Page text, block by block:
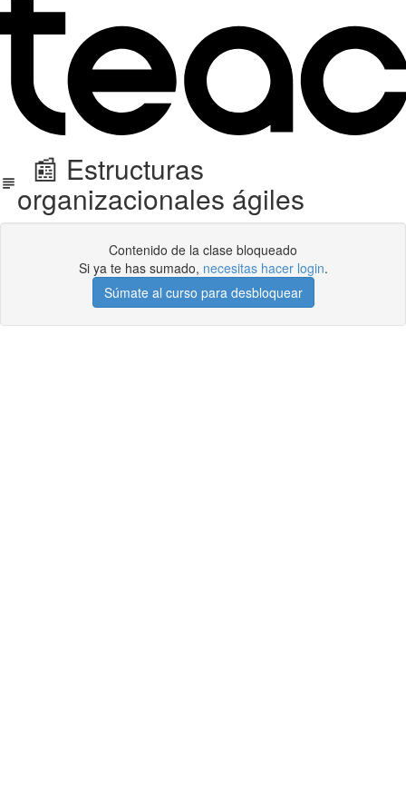
📰 Estructuras
organizacionales ágiles
Contenido de la clase bloqueado
Si ya te has sumado, necesitas hacer login.
Súmate al curso para desbloquear